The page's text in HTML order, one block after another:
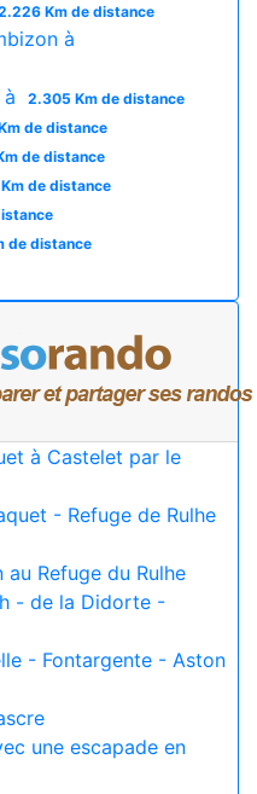
Km de distance
à
2.305 Km de distance
de distance
de distance
de distance
de distance
à Castelet par le
- Refuge de Rulhe
Refuge du Rulhe
- de la Didorte -
- Fontargente - Aston
une escapade en